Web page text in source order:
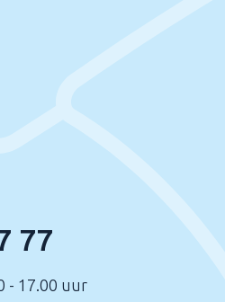
77
- 17.00 uur